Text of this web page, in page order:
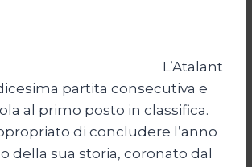
L’Atalant
partita consecutiva e
al primo posto in classifica.
di concludere l’anno
della sua storia, coronato dal